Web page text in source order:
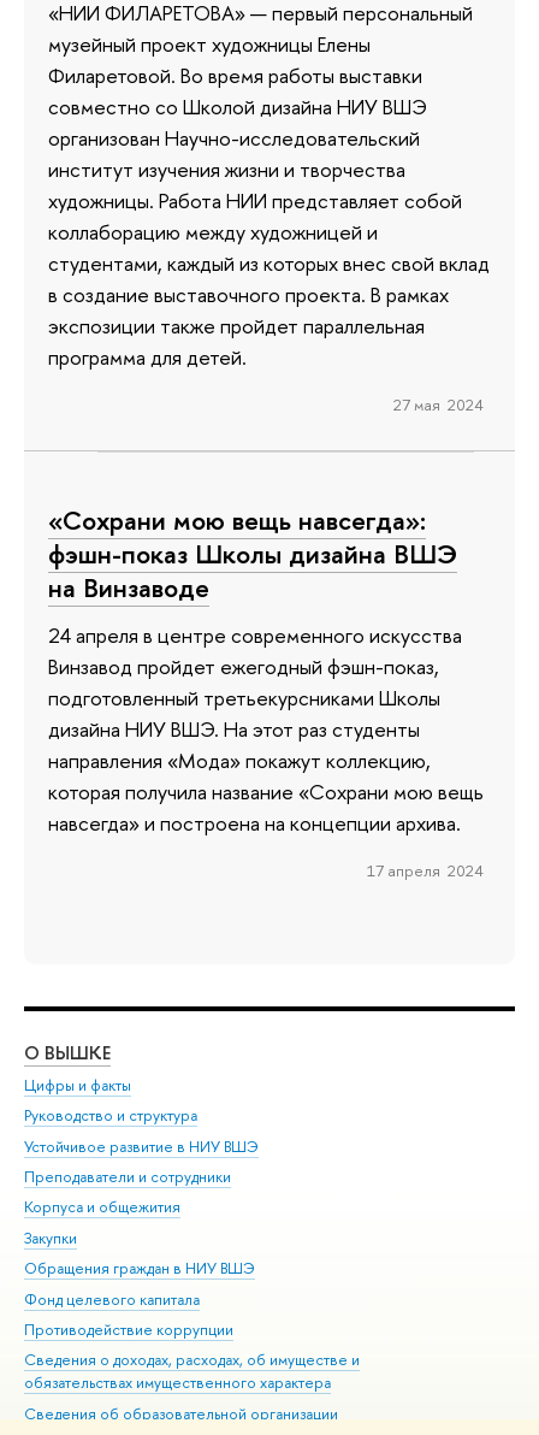
«НИИ ФИЛАРЕТОВА» — первый персональный
музейный проект художницы Елены
Филаретовой. Во время работы выставки
совместно со Школой дизайна НИУ ВШЭ
организован Научно-исследовательский
институт изучения жизни и творчества
художницы. Работа НИИ представляет собой
коллаборацию между художницей и
студентами, каждый из которых внес свой вклад
в создание выставочного проекта. В рамках
экспозиции также пройдет параллельная
программа для детей.
27 мая 2024
«Сохрани мою вещь навсегда»:
фэшн-показ Школы дизайна ВШЭ
на Винзаводе
24 апреля в центре современного искусства
Винзавод пройдет ежегодный фэшн-показ,
подготовленный третьекурсниками Школы
дизайна НИУ ВШЭ. На этот раз студенты
направления «Мода» покажут коллекцию,
которая получила название «Сохрани мою вещь
навсегда» и построена на концепции архива.
17 апреля 2024
О ВЫШКЕ
Цифры и факты
Руководство и структура
Устойчивое развитие в НИУ ВШЭ
Преподаватели и сотрудники
Корпуса и общежития
Закупки
Обращения граждан в НИУ ВШЭ
Фонд целевого капитала
Противодействие коррупции
Сведения о доходах, расходах, об имуществе и
обязательствах имущественного характера
Сведения об образовательной организации